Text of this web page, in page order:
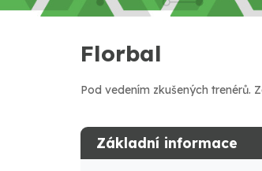
Florbal
Pod vedením zkušených trenérů.
Základní informace